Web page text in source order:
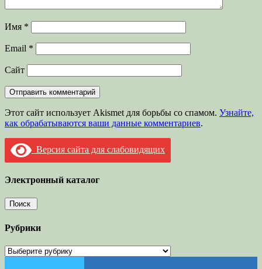
Имя *
Email *
Сайт
Этот сайт использует Akismet для борьбы со спамом. Узнайте,
как обрабатываются ваши данные комментариев.
Версия сайта для слабовидящих
Электронный каталог
Рубрики
Рубрики